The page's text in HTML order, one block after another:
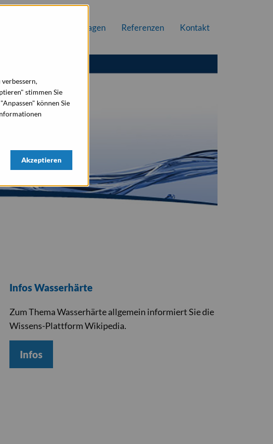
Anlagen Referenzen Kontakt
Infos Wasserhärte
Zum Thema Wasserhärte allgemein informiert Sie die
Wissens-Plattform Wikipedia.
Infos
stimmen Sie
können Sie
Akzeptieren